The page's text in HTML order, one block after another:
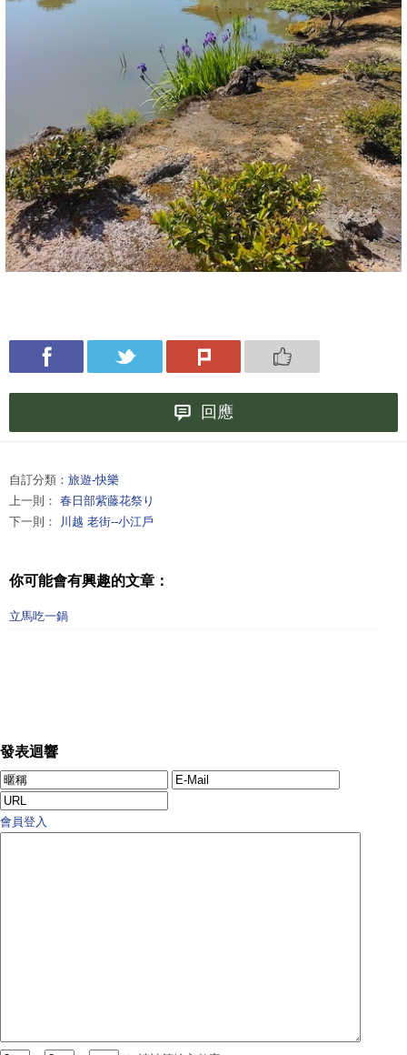
回應
自訂分類： 旅遊-快樂
上一則： 春日部紫藤花祭り
下一則：
川越 老街--小江戶
你可能會有興趣的文章：
立馬吃一鍋
發表迴響
會員登入